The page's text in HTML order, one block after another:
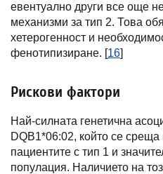
евентуално други все още
механизми за тип 2. Това
хетерогенност и
фенотипизиране. [16]
Рискови фактори
Най-силната генетична
DQB1*06:02, който се среща
пациентите с тип 1 и
популация. Наличието на